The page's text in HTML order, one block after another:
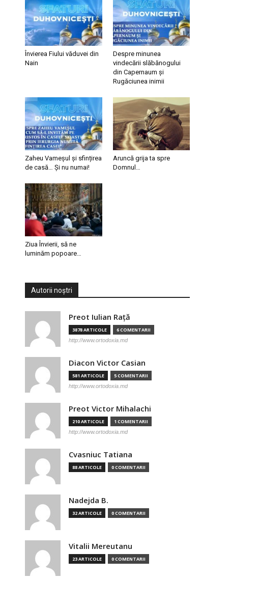
Învierea Fiului văduvei din
Nain
Despre minunea
vindecării slăbănogului
din Capernaum și
Rugăciunea inimii
Zaheu Vameșul și sfințirea
de casă… Și nu numai!
Aruncă grija ta spre
Domnul…
Ziua Învierii, să ne
luminăm popoare…
Autorii noștri
Preot Iulian Raţă
3878 ARTICOLE 6 COMENTARII
http://www.ortodoxia.md
Diacon Victor Casian
581 ARTICOLE 5 COMENTARII
http://www.ortodoxia.md
Preot Victor Mihalachi
210 ARTICOLE 1 COMENTARII
http://www.ortodoxia.md
Cvasniuc Tatiana
88 ARTICOLE 0 COMENTARII
Nadejda B.
32 ARTICOLE 0 COMENTARII
Vitalii Mereutanu
23 ARTICOLE 0 COMENTARII